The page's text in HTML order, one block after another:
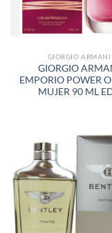
GIORGIO ARMANI
GIORGIO
EMPORIO POWER
MUJER 90 ML